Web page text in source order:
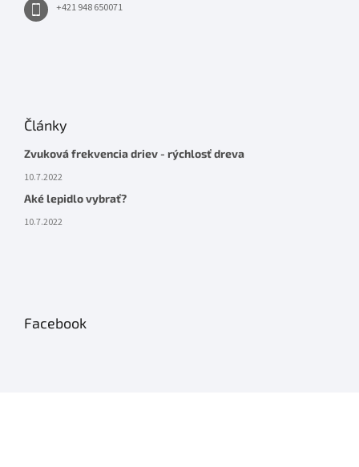
+421 948 650071
Články
Zvuková frekvencia driev - rýchlosť dreva
10.7.2022
Aké lepidlo vybrať?
10.7.2022
Facebook